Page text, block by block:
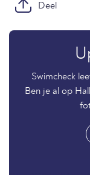
Deel
Swimcheck
Ben je al op